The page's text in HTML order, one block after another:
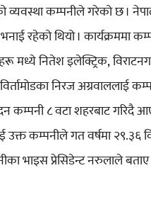
व्यवस्था कम्पनीले गरेको छ ।
रहेको थियो । कार्यक्रममा
मध्ये नितेश इलेक्ट्रिक,
निरज
कम्पनी ८ वटा शहरबाट गरिदै
उक्त कम्पनीले गत वर्षमा
भाइस प्रेसिडेन्ट नरुलाले बताए